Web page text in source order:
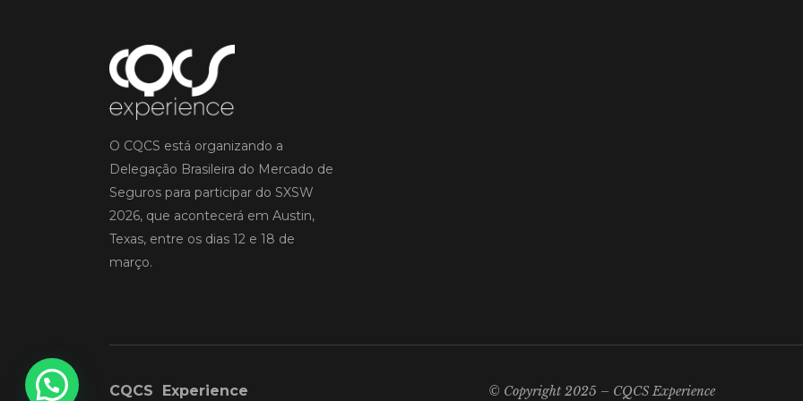
O CQCS está organizando a
Delegação Brasileira do Mercado de
Seguros para participar do SXSW
2026, que acontecerá em Austin,
Texas, entre os dias 12 e 18 de
março.
CQCS Experience © Copyright 2025 – CQCS Experience